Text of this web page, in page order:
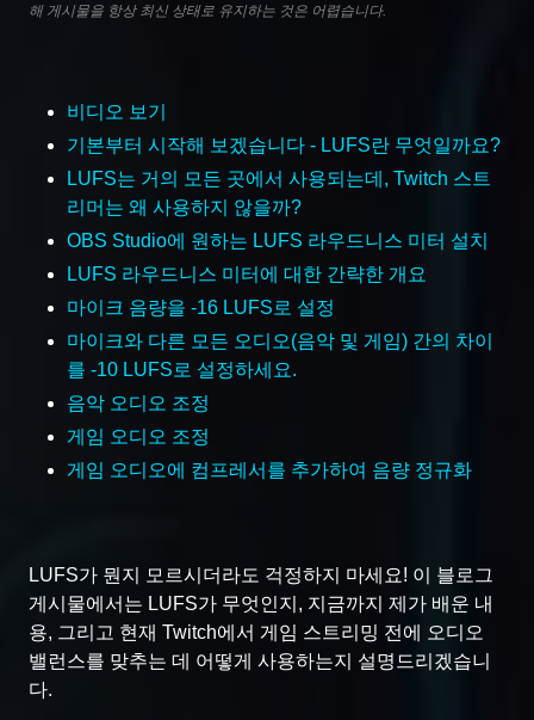
해 게시물을 항상 최신 상태로 유지하는 것은 어렵습니다.
비디오 보기
기본부터 시작해 보겠습니다 - LUFS란 무엇일까요?
LUFS는 거의 모든 곳에서 사용되는데, Twitch 스트
리머는 왜 사용하지 않을까?
OBS Studio에 원하는 LUFS 라우드니스 미터 설치
LUFS 라우드니스 미터에 대한 간략한 개요
마이크 음량을 -16 LUFS로 설정
마이크와 다른 모든 오디오(음악 및 게임) 간의 차이
를 -10 LUFS로 설정하세요.
음악 오디오 조정
게임 오디오 조정
게임 오디오에 컴프레서를 추가하여 음량 정규화
LUFS가 뭔지 모르시더라도 걱정하지 마세요! 이 블로그
게시물에서는 LUFS가 무엇인지, 지금까지 제가 배운 내
용, 그리고 현재 Twitch에서 게임 스트리밍 전에 오디오
밸런스를 맞추는 데 어떻게 사용하는지 설명드리겠습니
다.